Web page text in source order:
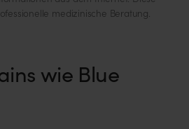
sind jedoch selten.
zählen wahrscheinlich Myrcen,
was sich aus dem süßen,
medizinische Beratung.
wie Blue